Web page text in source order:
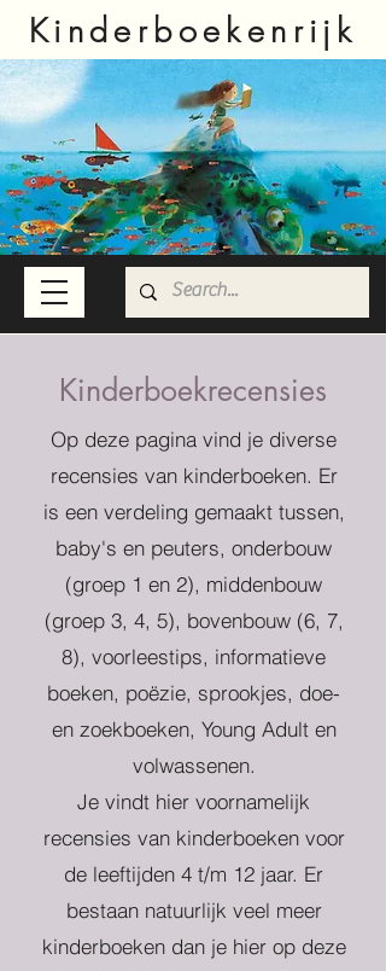
Kinderboekenrijk
Kinderboekrecensies
Op deze pagina vind je diverse
recensies van kinderboeken. Er
is een verdeling gemaakt tussen,
baby's en peuters, onderbouw
(groep 1 en 2), middenbouw
(groep 3, 4, 5), bovenbouw (6, 7,
8), voorleestips, informatieve
boeken, poëzie, sprookjes, doe-
en zoekboeken, Young Adult en
volwassenen.
Je vindt hier voornamelijk
recensies van kinderboeken voor
de leeftijden 4 t/m 12 jaar. Er
bestaan natuurlijk veel meer
kinderboeken dan je hier op deze